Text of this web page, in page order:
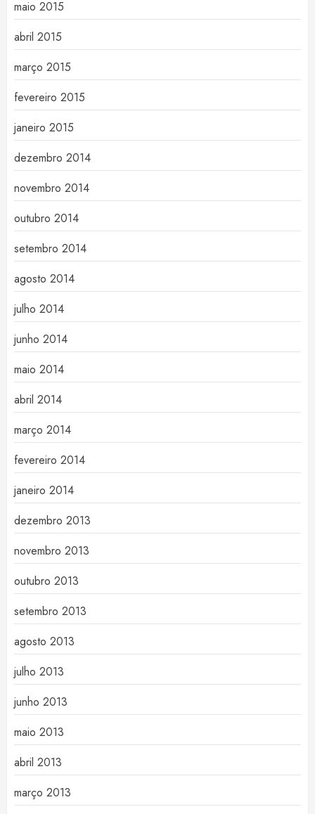
maio 2015
abril 2015
março 2015
fevereiro 2015
janeiro 2015
dezembro 2014
novembro 2014
outubro 2014
setembro 2014
agosto 2014
julho 2014
junho 2014
maio 2014
abril 2014
março 2014
fevereiro 2014
janeiro 2014
dezembro 2013
novembro 2013
outubro 2013
setembro 2013
agosto 2013
julho 2013
junho 2013
maio 2013
abril 2013
março 2013